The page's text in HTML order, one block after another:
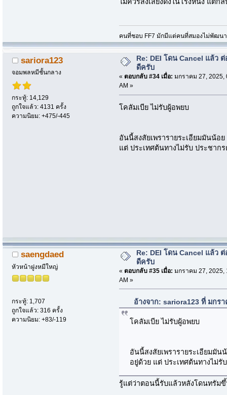
คนที่ชอบ FF7 มักมีแต่คนที่สมองไม่พัฒนา
sariora123
จอมพลหมีชั้นกลาง
กระทู้: 14,129
ถูกใจแล้ว: 4131 ครั้ง
ความนิยม: +475/-445
Re: DEI โดน Cancel แล้ว ต่
ดีครับ
« ตอบกลับ #34 เมื่อ: มกราคม 27, 2025,
AM »
โคลัมเบีย ไม่รับผู้อพยบ
อันนี้สงสัยเพรารายระเอียมมันน้อ
แต่ ประเทศต้นทางไม่รับ ประชาก
saengdaed
หัวหน้าฝูงหมีใหญ่
กระทู้: 1,707
ถูกใจแล้ว: 316 ครั้ง
ความนิยม: +83/-119
Re: DEI โดน Cancel แล้ว ต่
ดีครับ
« ตอบกลับ #35 เมื่อ: มกราคม 27, 2025,
AM »
อ้างจาก: sariora123 ที่ มกร
โคลัมเบีย ไม่รับผู้อพยบ
อันนี้สงสัยเพรารายระเอียมมั
อยู่ด้วย แต่ ประเทศต้นทางไม่
รู้แต่ว่าตอนนี้รับแล้วหลังโดนทรัมขึ้